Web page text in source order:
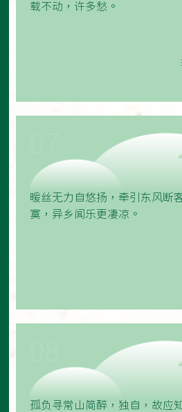
载不动，许多愁。
暖丝无力自悠扬，牵引东风断
寞，异乡闻乐更凄凉。
孤负寻常山简醉，独自，故应